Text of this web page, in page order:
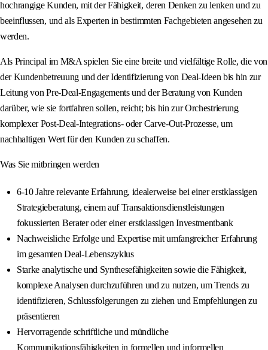
hochrangige Kunden, mit der Fähigkeit, deren Denken zu lenken und zu
beeinflussen, und als Experten in bestimmten Fachgebieten angesehen zu
werden.
Als Principal im M&A spielen Sie eine breite und vielfältige Rolle, die von
der Kundenbetreuung und der Identifizierung von Deal-Ideen bis hin zur
Leitung von Pre-Deal-Engagements und der Beratung von Kunden
darüber, wie sie fortfahren sollen, reicht; bis hin zur Orchestrierung
komplexer Post-Deal-Integrations- oder Carve-Out-Prozesse, um
nachhaltigen Wert für den Kunden zu schaffen.
Was Sie mitbringen werden
6-10 Jahre relevante Erfahrung, idealerweise bei einer erstklassigen
Strategieberatung, einem auf Transaktionsdienstleistungen
fokussierten Berater oder einer erstklassigen Investmentbank
Nachweisliche Erfolge und Expertise mit umfangreicher Erfahrung
im gesamten Deal-Lebenszyklus
Starke analytische und Synthesefähigkeiten sowie die Fähigkeit,
komplexe Analysen durchzuführen und zu nutzen, um Trends zu
identifizieren, Schlussfolgerungen zu ziehen und Empfehlungen zu
präsentieren
Hervorragende schriftliche und mündliche
Kommunikationsfähigkeiten in formellen und informellen